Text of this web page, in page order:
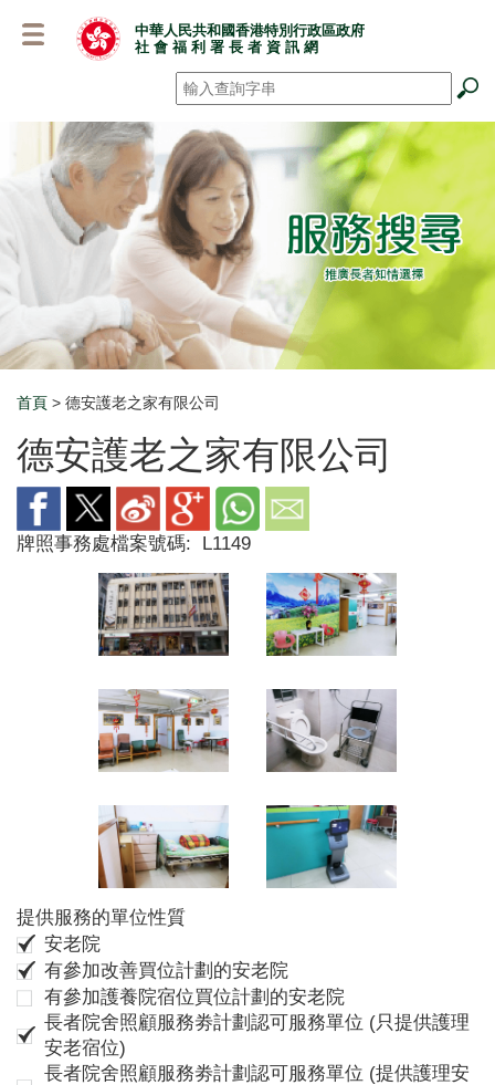
中華人民共和國香港特別行政區政府
社 會 福 利 署 長 者 資 訊 網
搜尋 *
Breadcrumb
首頁 > 德安護老之家有限公司
德安護老之家有限公司
牌照事務處檔案號碼: L1149
提供服務的單位性質
安老院
有參加改善買位計劃的安老院
有參加護養院宿位買位計劃的安老院
長者院舍照顧服務劵計劃認可服務單位 (只提供護理
安老宿位)
長者院舍照顧服務劵計劃認可服務單位 (提供護理安